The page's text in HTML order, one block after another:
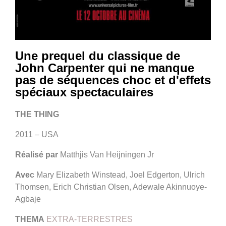
Une prequel du classique de
John Carpenter qui ne manque
pas de séquences choc et d'effets
spéciaux spectaculaires
THE THING
2011 – USA
Réalisé par Matthjis Van Heijningen Jr
Avec Mary Elizabeth Winstead, Joel Edgerton, Ulrich
Thomsen, Erich Christian Olsen, Adewale Akinnuoye-
Agbaje
THEMA EXTRA-TERRESTRES